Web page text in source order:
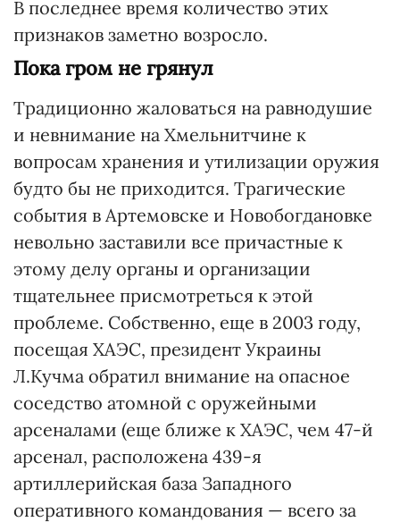
В последнее время количество этих
признаков заметно возросло.
Пока гром не грянул
Традиционно жаловаться на равнодушие
и невнимание на Хмельнитчине к
вопросам хранения и утилизации оружия
будто бы не приходится. Трагические
события в Артемовске и Новобогдановке
невольно заставили все причастные к
этому делу органы и организации
тщательнее присмотреться к этой
проблеме. Собственно, еще в 2003 году,
посещая ХАЭС, президент Украины
Л.Кучма обратил внимание на опасное
соседство атомной с оружейными
арсеналами (еще ближе к ХАЭС, чем 47-й
арсенал, расположена 439-я
артиллерийская база Западного
оперативного командования — всего за